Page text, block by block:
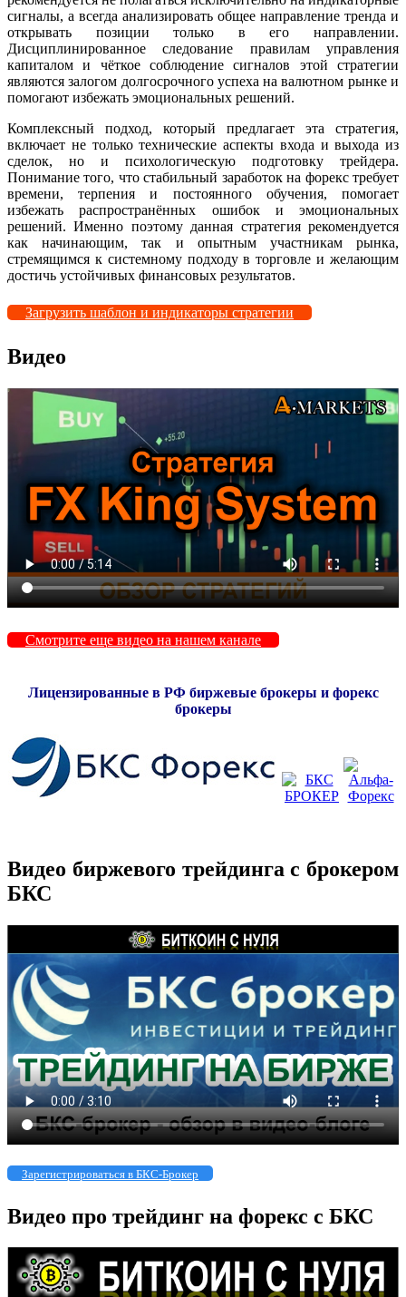
сигналы, а всегда анализировать общее направление тренда и
открывать позиции только в его направлении.
Дисциплинированное следование правилам управления
капиталом и чёткое соблюдение сигналов этой стратегии
являются залогом долгосрочного успеха на валютном рынке и
помогают избежать эмоциональных решений.
Комплексный подход, который предлагает эта стратегия,
включает не только технические аспекты входа и выхода из
сделок, но и психологическую подготовку трейдера.
Понимание того, что стабильный заработок на форекс требует
времени, терпения и постоянного обучения, помогает
избежать распространённых ошибок и эмоциональных
решений. Именно поэтому данная стратегия рекомендуется
как начинающим, так и опытным участникам рынка,
стремящимся к системному подходу в торговле и желающим
достичь устойчивых финансовых результатов.
Загрузить шаблон и индикаторы стратегии
Видео
Смотрите еще видео на нашем канале
Лицензированные в РФ биржевые брокеры и форекс
брокеры
Видео биржевого трейдинга с брокером
БКС
Зарегистрироваться в БКС-Брокер
Видео про трейдинг на форекс с БКС